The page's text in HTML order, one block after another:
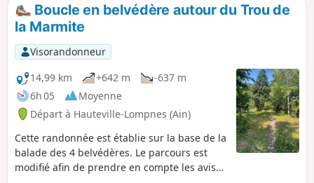
montée au Golet Marmier et à
Planachat, la traversée du Col de la Clye
au Col de la Rochette par Gigimont, puis
la remontée à l’Haiea d’Amont et au
Cornillon. La redescente passe par
Notre-Dame de Mazières et le Trou de la
Marmite.
Boucle en belvédère autour du Trou de
la Marmite
Visorandonneur
14,99 km
+642 m
-637 m
6h 05
Moyenne
Départ à Hauteville-Lompnes (Ain)
Cette randonnée est établie sur la base de la
balade des 4 belvédères. Le parcours est
modifié afin de prendre en compte les avis